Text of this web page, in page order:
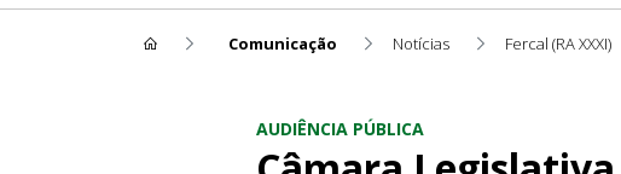
Comunicação Notícias Fercal (RA XXXI)
AUDIÊNCIA PÚBLICA